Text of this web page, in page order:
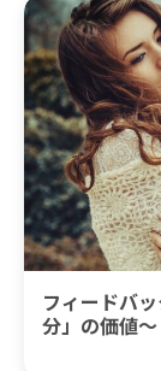
フィードバ
分」の価値～